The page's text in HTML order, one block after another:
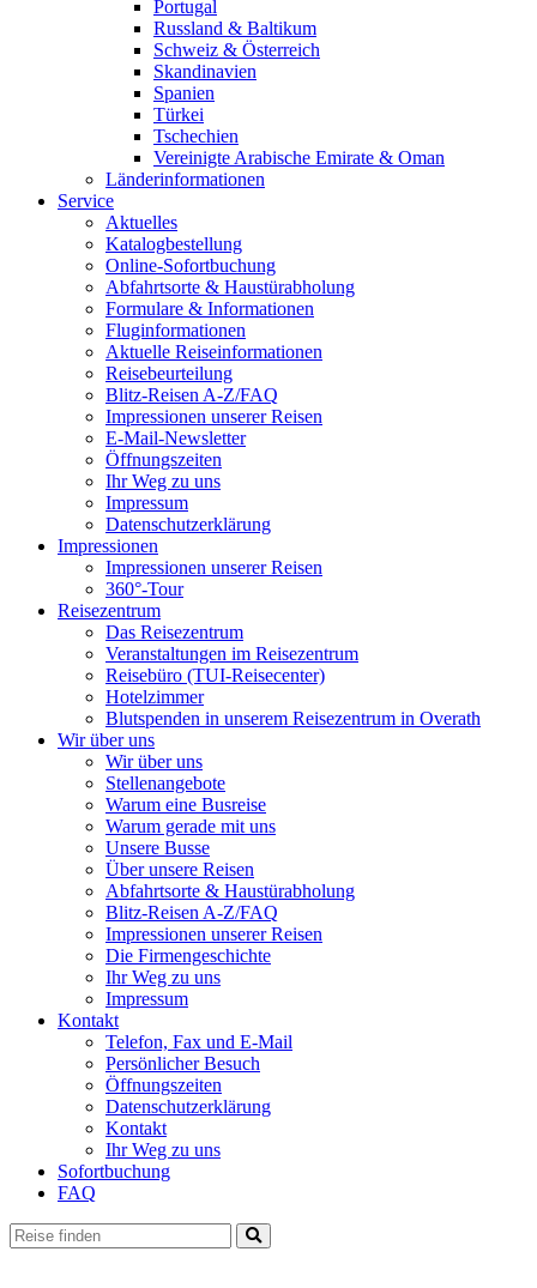
Portugal
Russland & Baltikum
Schweiz & Österreich
Skandinavien
Spanien
Türkei
Tschechien
Vereinigte Arabische Emirate & Oman
Länderinformationen
Service
Aktuelles
Katalogbestellung
Online-Sofortbuchung
Abfahrtsorte & Haustürabholung
Formulare & Informationen
Fluginformationen
Aktuelle Reiseinformationen
Reisebeurteilung
Blitz-Reisen A-Z/FAQ
Impressionen unserer Reisen
E-Mail-Newsletter
Öffnungszeiten
Ihr Weg zu uns
Impressum
Datenschutzerklärung
Impressionen
Impressionen unserer Reisen
360°-Tour
Reisezentrum
Das Reisezentrum
Veranstaltungen im Reisezentrum
Reisebüro (TUI-Reisecenter)
Hotelzimmer
Blutspenden in unserem Reisezentrum in Overath
Wir über uns
Wir über uns
Stellenangebote
Warum eine Busreise
Warum gerade mit uns
Unsere Busse
Über unsere Reisen
Abfahrtsorte & Haustürabholung
Blitz-Reisen A-Z/FAQ
Impressionen unserer Reisen
Die Firmengeschichte
Ihr Weg zu uns
Impressum
Kontakt
Telefon, Fax und E-Mail
Persönlicher Besuch
Öffnungszeiten
Datenschutzerklärung
Kontakt
Ihr Weg zu uns
Sofortbuchung
FAQ